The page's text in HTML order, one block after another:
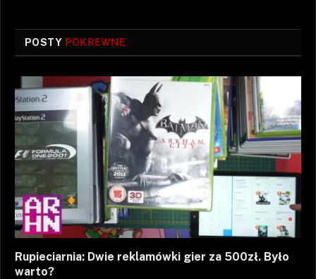
POSTY POKREWNE
Rupieciarnia: Dwie reklamówki gier za 500zł. Było
warto?